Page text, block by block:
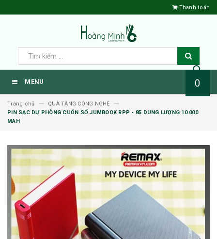
Thanh toán
MENU 0
Trang chủ
QUÀ TẶNG CÔNG NGHỆ
PIN SẠC DỰ PHÒNG CUỐN SỔ JUMBOOK RPP - 85 DUNG LƯỢNG 10.000
MAH